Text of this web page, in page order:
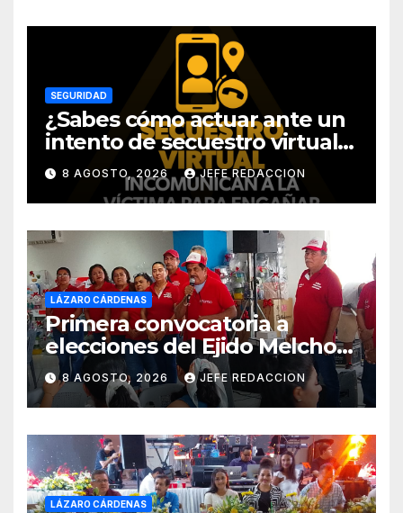
SEGURIDAD
¿Sabes cómo actuar ante un
intento de secuestro virtual?
La SSP te guía para evitarlo
8 AGOSTO, 2026 JEFE REDACCION
LÁZARO CÁRDENAS
Primera convocatoria a
elecciones del Ejido Melchor
Ocampo en Lázaro Cárdenas
el domingo
8 AGOSTO, 2026 JEFE REDACCION
LÁZARO CÁRDENAS